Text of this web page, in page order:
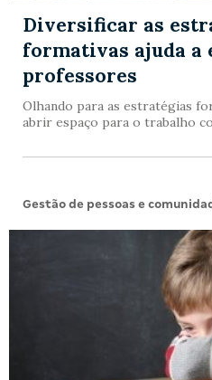
Diversificar as
formativas ajuda a
professores
Olhando para as estratégias
abrir espaço para o trabalho
Gestão de pessoas e